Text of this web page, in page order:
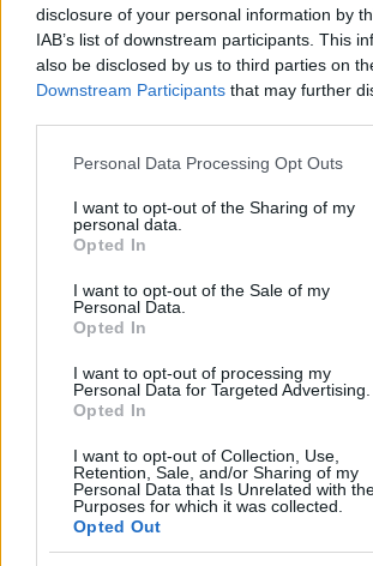
disclosure of your personal information by
IAB’s list of downstream participants. This
also be disclosed by us to third parties on
Downstream Participants that may further
Please note that this website/app uses one
not limited to your visit or usage behaviour.
grant or deny consent to Google and its
use your data for below specified purposes
consent section.
Personal Data Processing Opt Outs
I want to opt-out of the Sharing of my
personal data.
Opted In
I want to opt-out of the Sale of my
Personal Data.
Opted In
I want to opt-out of processing my
Personal Data for Targeted Advertising.
Opted In
I want to opt-out of Collection, Use,
Retention, Sale, and/or Sharing of my
Personal Data that Is Unrelated with
Purposes for which it was collected.
Opted Out
#SZŐKE ZÁDOR #POLÁNYI JÁZMIN
#VOLPER BOGLÁRKA
Népszerű